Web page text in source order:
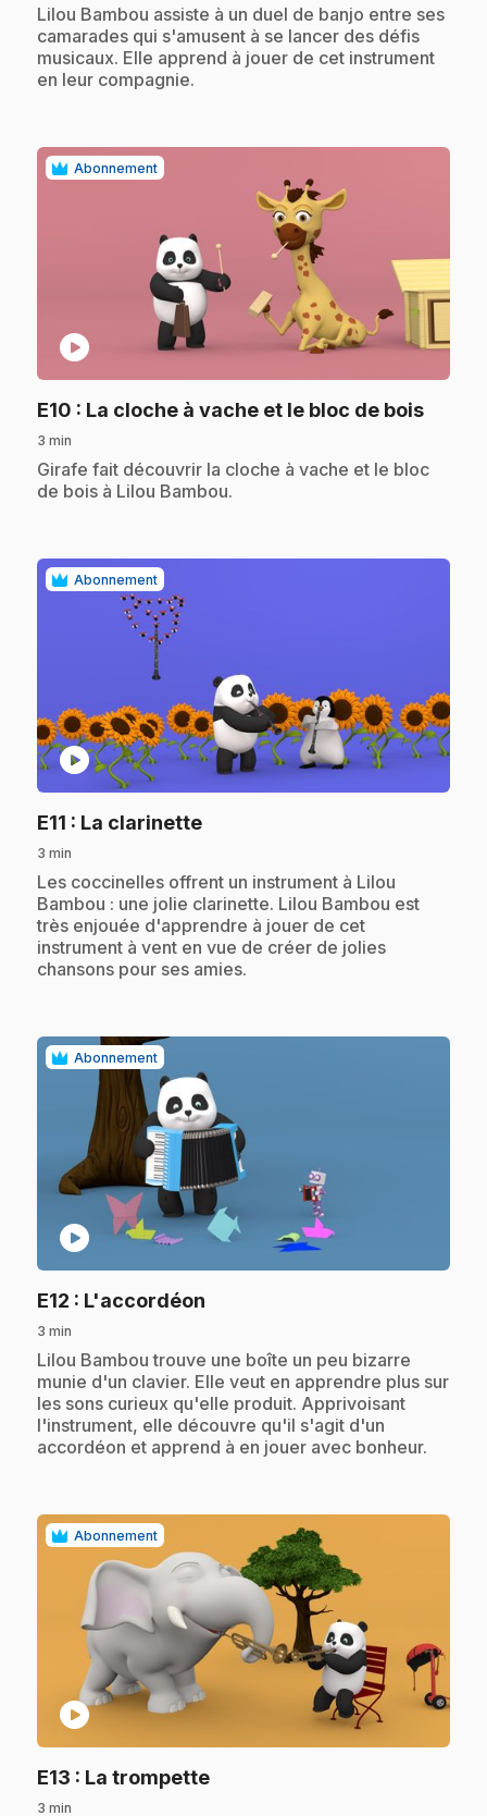
.Lilou Bambou assiste à un duel de banjo entre ses
camarades qui s'amusent à se lancer des défis
musicaux. Elle apprend à jouer de cet instrument
en leur compagnie.
Abonnement
play_circle
E10 : La cloche à vache et le bloc de bois.
3 min
.Girafe fait découvrir la cloche à vache et le bloc
de bois à Lilou Bambou.
Abonnement
play_circle
E11 : La clarinette.
3 min
.Les coccinelles offrent un instrument à Lilou
Bambou : une jolie clarinette. Lilou Bambou est
très enjouée d'apprendre à jouer de cet
instrument à vent en vue de créer de jolies
chansons pour ses amies.
Abonnement
play_circle
E12 : L'accordéon
3 min
.Lilou Bambou trouve une boîte un peu bizarre
munie d'un clavier. Elle veut en apprendre plus sur
les sons curieux qu'elle produit. Apprivoisant
l'instrument, elle découvre qu'il s'agit d'un
accordéon et apprend à en jouer avec bonheur.
Abonnement
play_circle
E13 : La trompette.
3 min